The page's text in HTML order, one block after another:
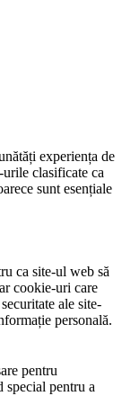
experiența de
clasificate ca
sunt esențiale
ca site-ul web să
cookie-uri care
ale site-
personală.
pentru
pentru a